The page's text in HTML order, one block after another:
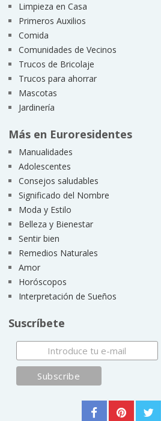
Limpieza en Casa
Primeros Auxilios
Comida
Comunidades de Vecinos
Trucos de Bricolaje
Trucos para ahorrar
Mascotas
Jardinería
Más en Euroresidentes
Manualidades
Adolescentes
Consejos saludables
Significado del Nombre
Moda y Estilo
Belleza y Bienestar
Sentir bien
Remedios Naturales
Amor
Horóscopos
Interpretación de Sueños
Suscríbete